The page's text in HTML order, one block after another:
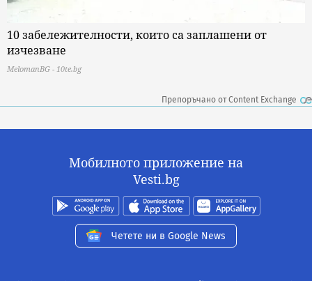
10 забележителности, които са заплашени от
изчезване
MelomanBG - 10te.bg
Препоръчано от Content Exchange
Мобилното приложение на
Vesti.bg
Четете ни в Google News